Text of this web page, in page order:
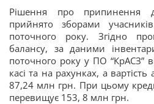
Рішення про припинення
прийнято зборами
поточного року. Згідно
балансу, за даними
поточного року у ПО “КрАСЗ”
касі та на рахунках, а
87,24 млн грн. При цьому
перевищує 153, 8 млн грн.